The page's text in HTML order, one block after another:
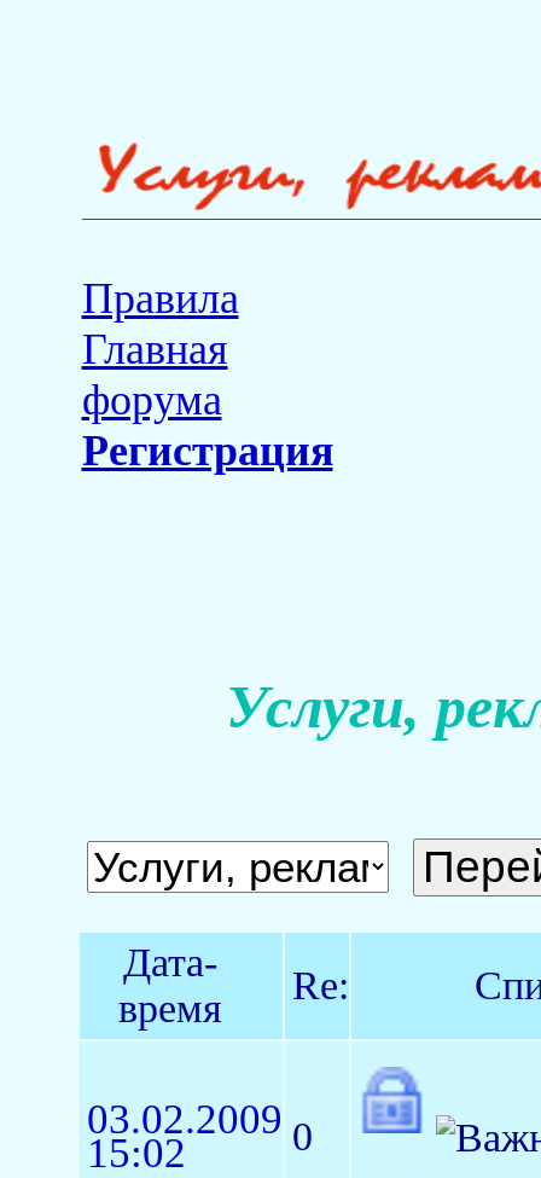
Правила
Главная
форума
Регистрация
Услуги,
Дата-
время
Re:
03.02.2009
15:02
0